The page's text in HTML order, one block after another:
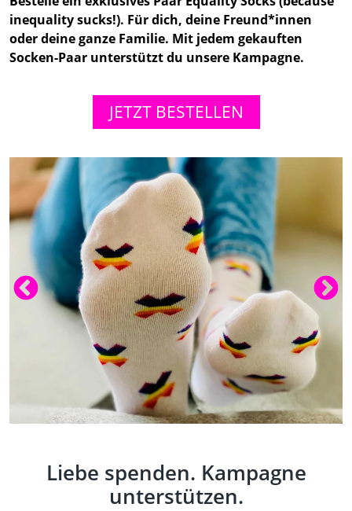
inequality sucks!). Für dich, deine Freund*innen
oder deine ganze Familie. Mit jedem gekauften
Socken-Paar unterstützt du unsere Kampagne.
JETZT BESTELLEN
Liebe spenden. Kampagne
unterstützen.